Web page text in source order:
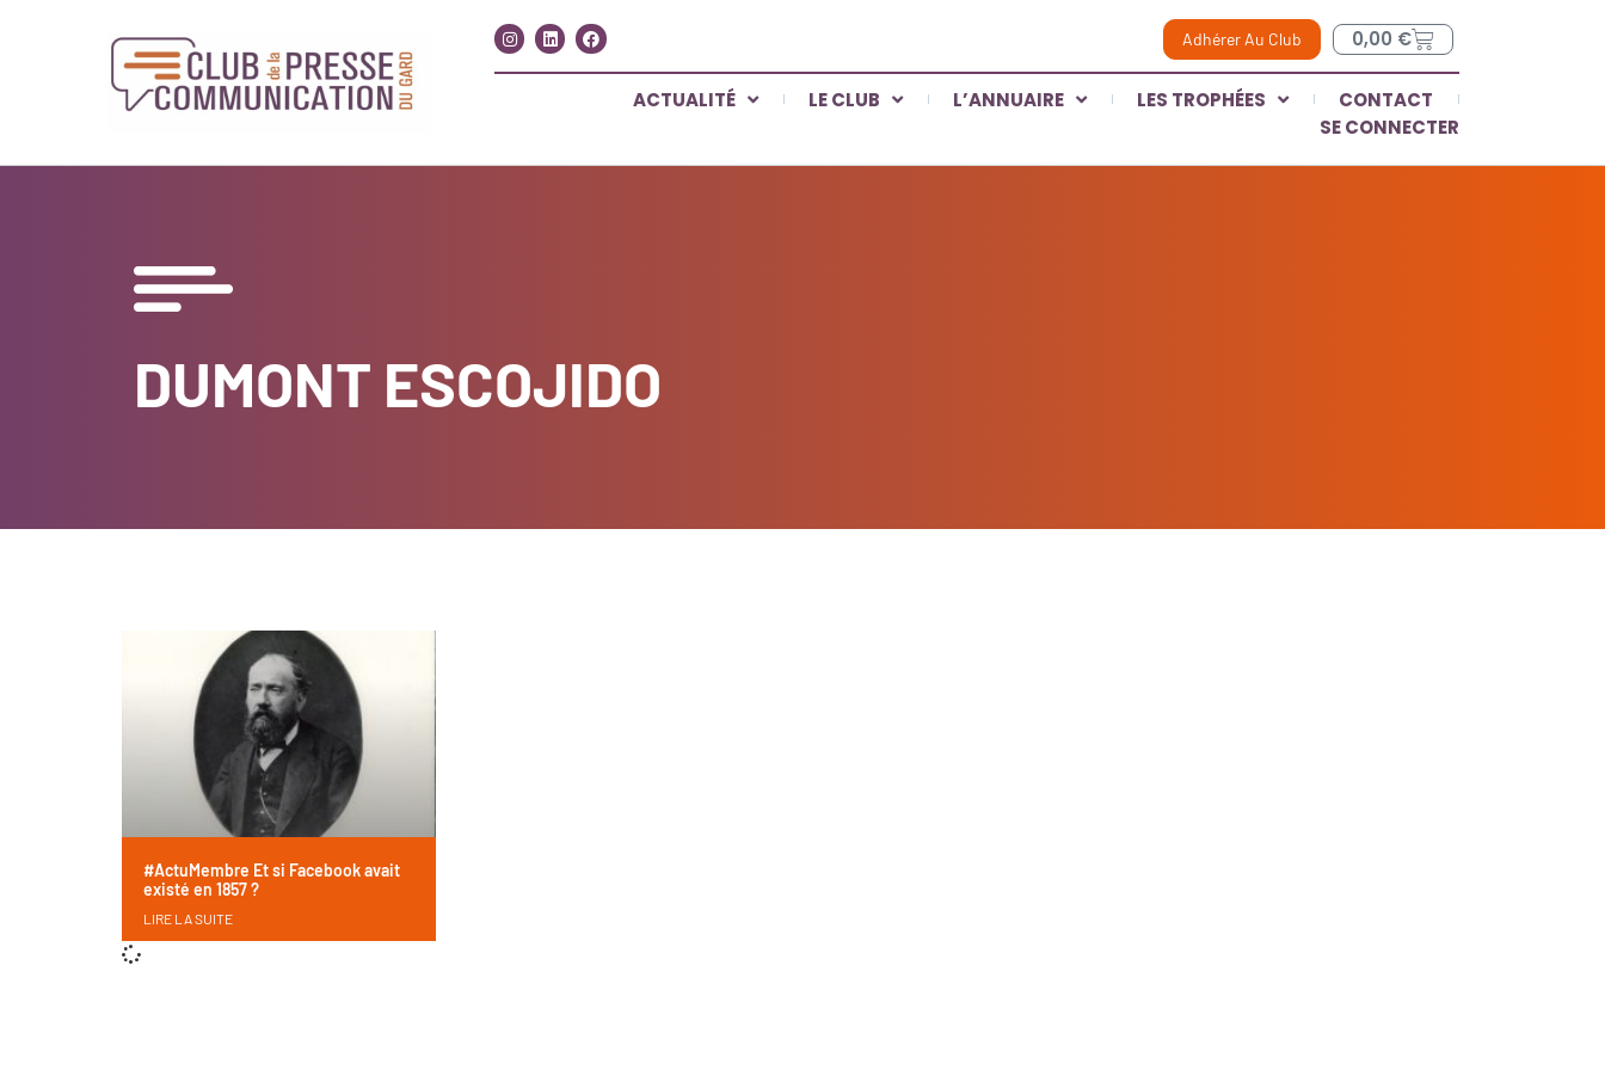
Adhérer Au Club 0,00 €
ACTUALITÉ LE CLUB L’ANNUAIRE LES TROPHÉES
CONTACT
SE CONNECTER
DUMONT ESCOJIDO
#ActuMembre Et si Facebook avait
existé en 1857 ?
LIRE LA SUITE